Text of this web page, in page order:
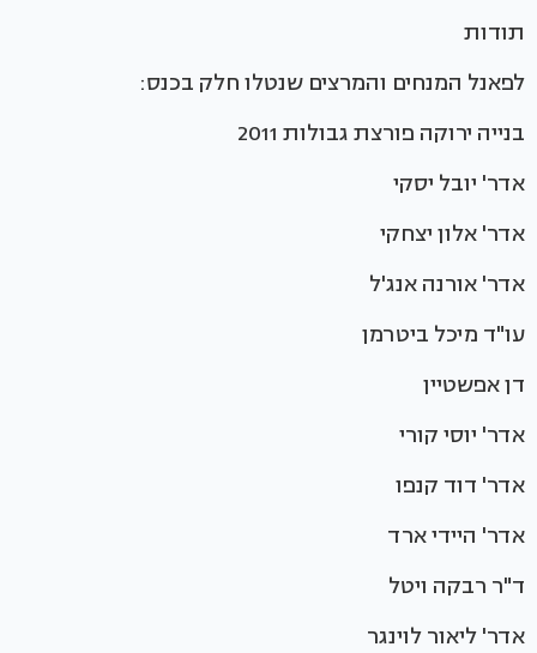
תודות
לפאנל המנחים והמרצים שנטלו חלק בכנס:
בנייה ירוקה פורצת גבולות 2011
אדר' יובל יסקי
אדר' אלון יצחקי
אדר' אורנה אנג'ל
עו"ד מיכל ביטרמן
דן אפשטיין
אדר' יוסי קורי
אדר' דוד קנפו
אדר' היידי ארד
ד"ר רבקה ויטל
אדר' ליאור לוינגר